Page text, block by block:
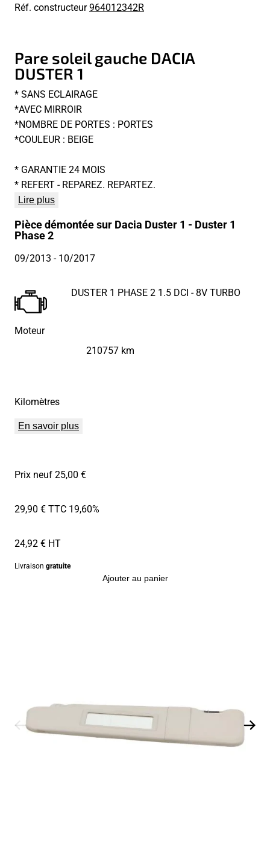
Réf. constructeur964012342R
Pare soleil gauche DACIA
DUSTER 1
* SANS ECLAIRAGE
*AVEC MIRROIR
*NOMBRE DE PORTES : PORTES
*COULEUR : BEIGE
* GARANTIE 24 MOIS
* REFERT - REPAREZ. REPARTEZ.
Lire plus
Pièce démontée sur Dacia Duster 1 - Duster 1
Phase 2
09/2013 - 10/2017
Moteur
DUSTER 1 PHASE 2 1.5 DCI - 8V TURBO
Kilomètres
210757 km
En savoir plus
Prix neuf 25,00 €
29,90 € TTC 19,60%
24,92 € HT
Livraison gratuite
Ajouter au panier